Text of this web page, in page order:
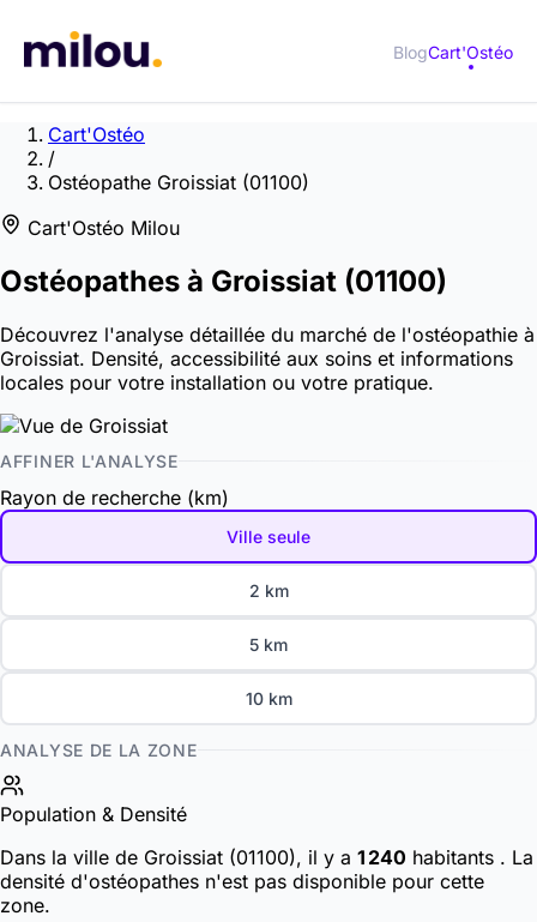
BlogCart'Ostéo
Cart'Ostéo
/
Ostéopathe Groissiat (01100)
Cart'Ostéo Milou
Ostéopathes à Groissiat (01100)
Découvrez l'analyse détaillée du marché de l'ostéopathie à
Groissiat. Densité, accessibilité aux soins et informations
locales pour votre installation ou votre pratique.
AFFINER L'ANALYSE
Rayon de recherche (km)
Ville seule
2 km
5 km
10 km
ANALYSE DE LA ZONE
Population & Densité
Dans la ville de Groissiat (01100), il y a 1 240 habitants . La
densité d'ostéopathes n'est pas disponible pour cette
zone.